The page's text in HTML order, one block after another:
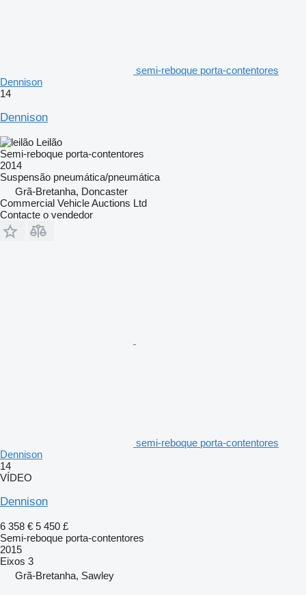
semi-reboque porta-contentores
Dennison
14
Dennison
Leilão
Semi-reboque porta-contentores
2014
Suspensão pneumática/pneumática
Grã-Bretanha, Doncaster
Commercial Vehicle Auctions Ltd
Contacte o vendedor
semi-reboque porta-contentores
Dennison
14
VÍDEO
Dennison
6 358 € 5 450 £
Semi-reboque porta-contentores
2015
Eixos 3
Grã-Bretanha, Sawley